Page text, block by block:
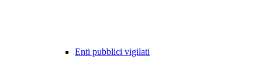
Enti pubblici vigilati